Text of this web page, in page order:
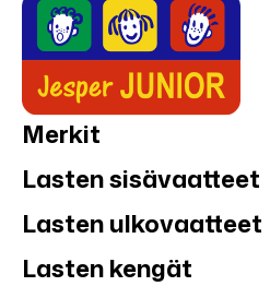
Merkit
Lasten sisävaatteet
Lasten ulkovaatteet
Lasten kengät